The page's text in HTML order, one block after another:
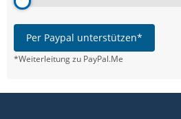
Per Paypal unterstützen*
*Weiterleitung zu PayPal.Me